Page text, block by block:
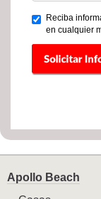
Reciba
en cualquier
Apollo Beach